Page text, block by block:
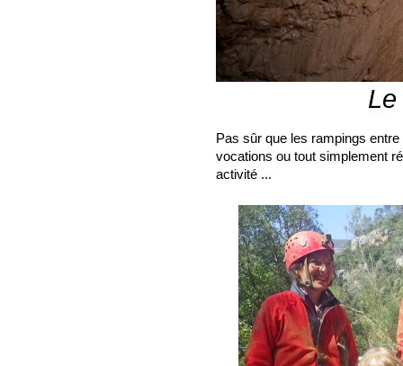
Pas sûr que les rampings
vocations ou tout simplement
activité ...